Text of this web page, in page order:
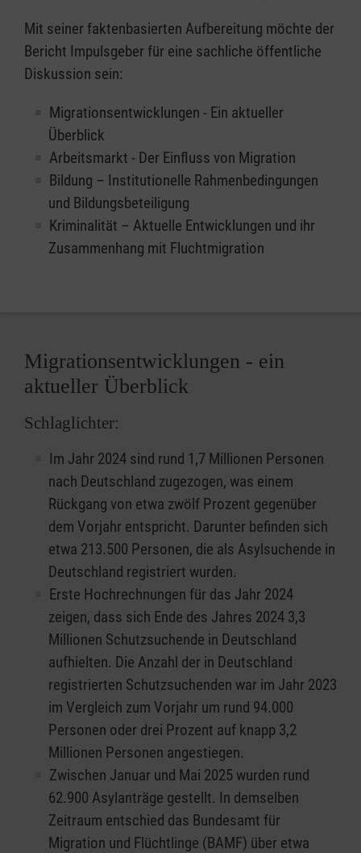
Mit seiner faktenbasierten Aufbereitung möchte der
Bericht Impulsgeber für eine sachliche öffentliche
Diskussion sein:
Migrationsentwicklungen - Ein aktueller
Überblick
Arbeitsmarkt - Der Einfluss von Migration
Bildung – Institutionelle Rahmenbedingungen
und Bildungsbeteiligung
Kriminalität – Aktuelle Entwicklungen und ihr
Zusammenhang mit Fluchtmigration
Migrationsentwicklungen - ein
aktueller Überblick
Schlaglichter:
Im Jahr 2024 sind rund 1,7 Millionen Personen
nach Deutschland zugezogen, was einem
Rückgang von etwa zwölf Prozent gegenüber
dem Vorjahr entspricht. Darunter befinden sich
etwa 213.500 Personen, die als Asylsuchende in
Deutschland registriert wurden.
Erste Hochrechnungen für das Jahr 2024
zeigen, dass sich Ende des Jahres 2024 3,3
Millionen Schutzsuchende in Deutschland
aufhielten. Die Anzahl der in Deutschland
registrierten Schutzsuchenden war im Jahr 2023
im Vergleich zum Vorjahr um rund 94.000
Personen oder drei Prozent auf knapp 3,2
Millionen Personen angestiegen.
Zwischen Januar und Mai 2025 wurden rund
62.900 Asylanträge gestellt. In demselben
Zeitraum entschied das Bundesamt für
Migration und Flüchtlinge (BAMF) über etwa